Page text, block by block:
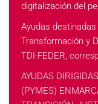
digitalización del
Ayudas
Transformación y
TDI-FEDER,
AYUDAS
(PYMES)